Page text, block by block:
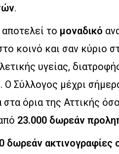
.
αποτελεί το μοναδικό
κοινό και σαν κύριο
υγείας,
Σύλλογος μέχρι
όρια της Αττικής
23.000 δωρεάν
δωρεάν ακτινογραφίες